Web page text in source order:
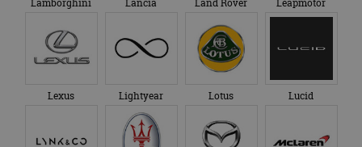
Lamborghini Lancia Land Rover Leapmotor
Lexus Lightyear Lotus Lucid